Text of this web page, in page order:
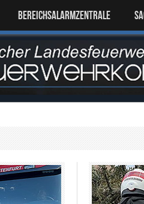
BEREICHSALARMZENTRALE